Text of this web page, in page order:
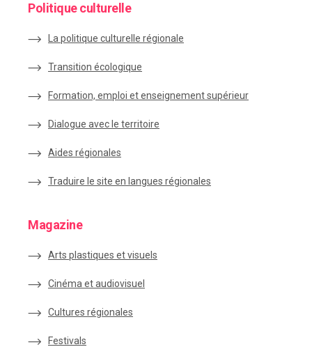
Politique culturelle
La politique culturelle régionale
Transition écologique
Formation, emploi et enseignement supérieur
Dialogue avec le territoire
Aides régionales
Traduire le site en langues régionales
Magazine
Arts plastiques et visuels
Cinéma et audiovisuel
Cultures régionales
Festivals